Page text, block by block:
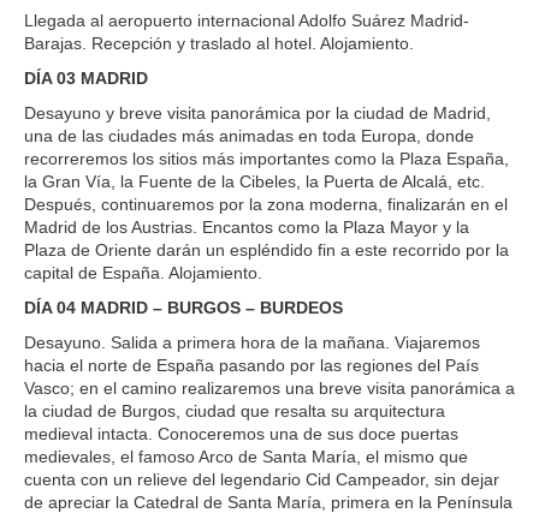
Llegada al aeropuerto internacional Adolfo Suárez Madrid-
Barajas. Recepción y traslado al hotel. Alojamiento.
DÍA 03 MADRID
Desayuno y breve visita panorámica por la ciudad de Madrid,
una de las ciudades más animadas en toda Europa, donde
recorreremos los sitios más importantes como la Plaza España,
la Gran Vía, la Fuente de la Cibeles, la Puerta de Alcalá, etc.
Después, continuaremos por la zona moderna, finalizarán en el
Madrid de los Austrias. Encantos como la Plaza Mayor y la
Plaza de Oriente darán un espléndido fin a este recorrido por la
capital de España. Alojamiento.
DÍA 04 MADRID – BURGOS – BURDEOS
Desayuno. Salida a primera hora de la mañana. Viajaremos
hacia el norte de España pasando por las regiones del País
Vasco; en el camino realizaremos una breve visita panorámica a
la ciudad de Burgos, ciudad que resalta su arquitectura
medieval intacta. Conoceremos una de sus doce puertas
medievales, el famoso Arco de Santa María, el mismo que
cuenta con un relieve del legendario Cid Campeador, sin dejar
de apreciar la Catedral de Santa María, primera en la Península